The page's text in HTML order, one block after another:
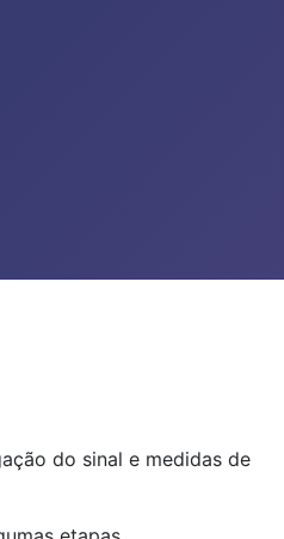
do sinal e medidas de